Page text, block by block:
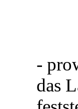
-
das